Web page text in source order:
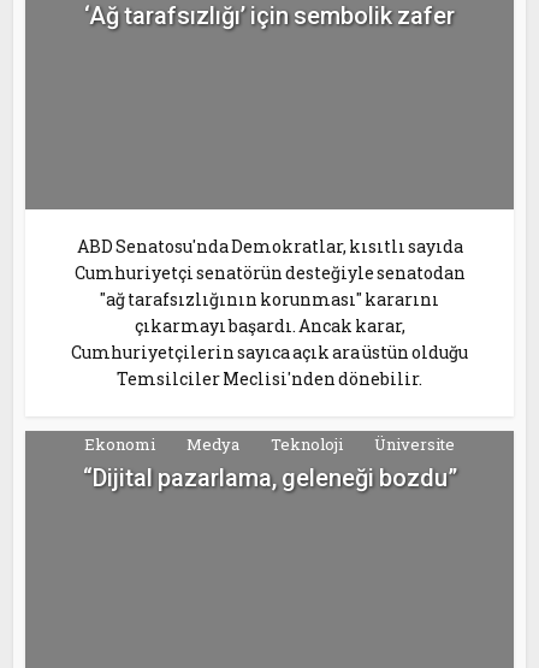
‘Ağ tarafsızlığı’ için sembolik zafer
ABD Senatosu'nda Demokratlar, kısıtlı sayıda
Cumhuriyetçi senatörün desteğiyle senatodan
"ağ tarafsızlığının korunması" kararını
çıkarmayı başardı. Ancak karar,
Cumhuriyetçilerin sayıca açık ara üstün olduğu
Temsilciler Meclisi'nden dönebilir.
Ekonomi Medya Teknoloji Üniversite
“Dijital pazarlama, geleneği bozdu”